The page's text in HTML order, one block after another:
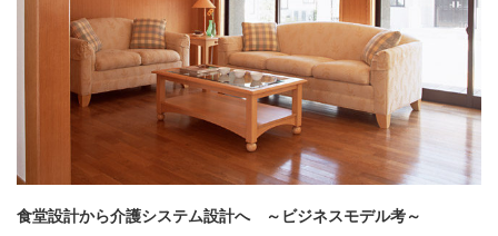
食堂設計から介護システム設計へ ～ビジネスモデル考～